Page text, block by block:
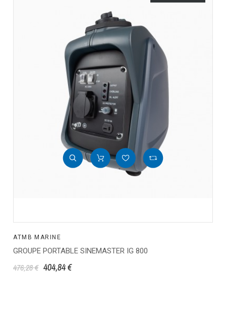
ATMB MARINE
GROUPE PORTABLE SINEMASTER IG 800
476,28 € 404,84 €